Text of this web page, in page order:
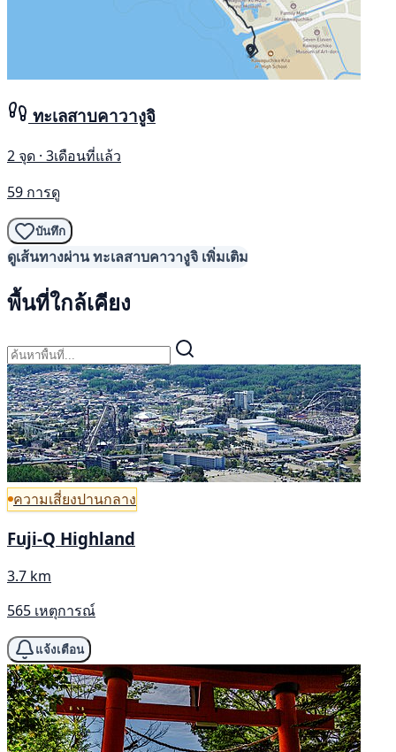
ทะเลสาบคาวางูจิ
2 จุด · 3เดือนที่แล้ว
59 การดู
บันทึก
ดูเส้นทางผ่าน ทะเลสาบคาวางูจิ เพิ่มเติม
พื้นที่ใกล้เคียง
ความเสี่ยงปานกลาง
Fuji-Q Highland
3.7 km
565 เหตุการณ์
แจ้งเตือน